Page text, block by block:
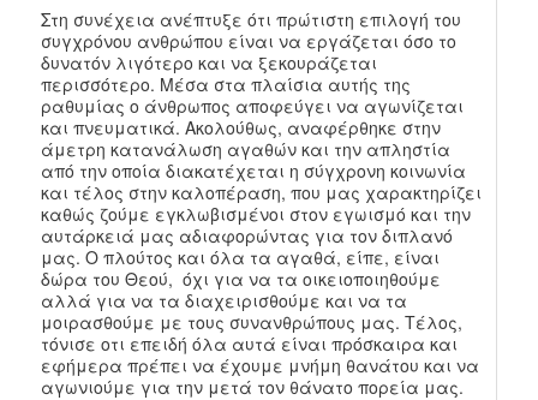
Στη συνέχεια ανέπτυξε ότι πρώτιστη επιλογή του
συγχρόνου ανθρώπου είναι να εργάζεται όσο το
δυνατόν λιγότερο και να ξεκουράζεται
περισσότερο. Μέσα στα πλαίσια αυτής της
ραθυμίας ο άνθρωπος αποφεύγει να αγωνίζεται
και πνευματικά. Ακολούθως, αναφέρθηκε στην
άμετρη κατανάλωση αγαθών και την απληστία
από την οποία διακατέχεται η σύγχρονη κοινωνία
και τέλος στην καλοπέραση, που μας χαρακτηρίζει
καθώς ζούμε εγκλωβισμένοι στον εγωισμό και την
αυτάρκειά μας αδιαφορώντας για τον διπλανό
μας. Ο πλούτος και όλα τα αγαθά, είπε, είναι
δώρα του Θεού, όχι για να τα οικειοποιηθούμε
αλλά για να τα διαχειρισθούμε και να τα
μοιρασθούμε με τους συνανθρώπους μας. Τέλος,
τόνισε οτι επειδή όλα αυτά είναι πρόσκαιρα και
εφήμερα πρέπει να έχουμε μνήμη θανάτου και να
αγωνιούμε για την μετά τον θάνατο πορεία μας.